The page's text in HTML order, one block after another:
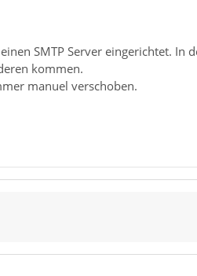
SMTP Server eingerichtet.
kommen.
manuel verschoben.